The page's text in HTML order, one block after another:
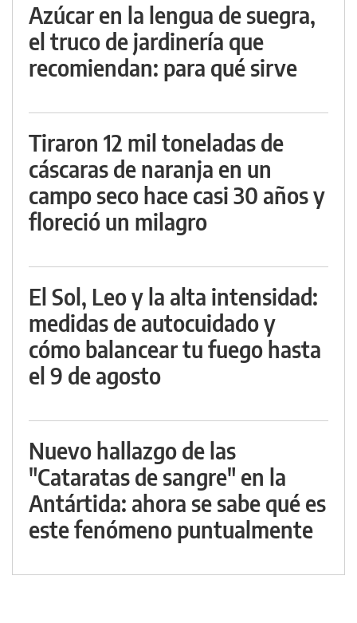
Azúcar en la lengua de suegra,
el truco de jardinería que
recomiendan: para qué sirve
Tiraron 12 mil toneladas de
cáscaras de naranja en un
campo seco hace casi 30 años y
floreció un milagro
El Sol, Leo y la alta intensidad:
medidas de autocuidado y
cómo balancear tu fuego hasta
el 9 de agosto
Nuevo hallazgo de las
"Cataratas de sangre" en la
Antártida: ahora se sabe qué es
este fenómeno puntualmente